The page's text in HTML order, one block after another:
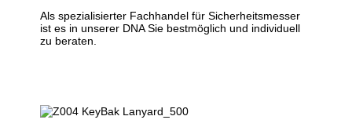
Als spezialisierter Fachhandel für Sicherheitsmesser
ist es in unserer DNA Sie bestmöglich und individuell
zu beraten.